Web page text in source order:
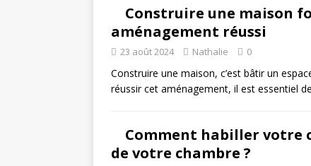
Construire une maison
aménagement réussi
23 août 2024 Nathalie 0
Construire une maison, c’est bâtir un
réussir cet aménagement, il est essentiel
Comment habiller votre
de votre chambre ?